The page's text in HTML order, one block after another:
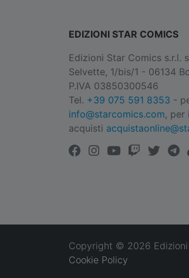
EDIZIONI STAR COMICS
Edizioni Star Comics s.r.l.
Selvette, 1/bis/1 - 06134
P.IVA 03850300546
Tel. +39 075 591 8353 -
info@starcomics.com, per
acquisti
Copyright © 2026 Edizioni
Cookie Policy